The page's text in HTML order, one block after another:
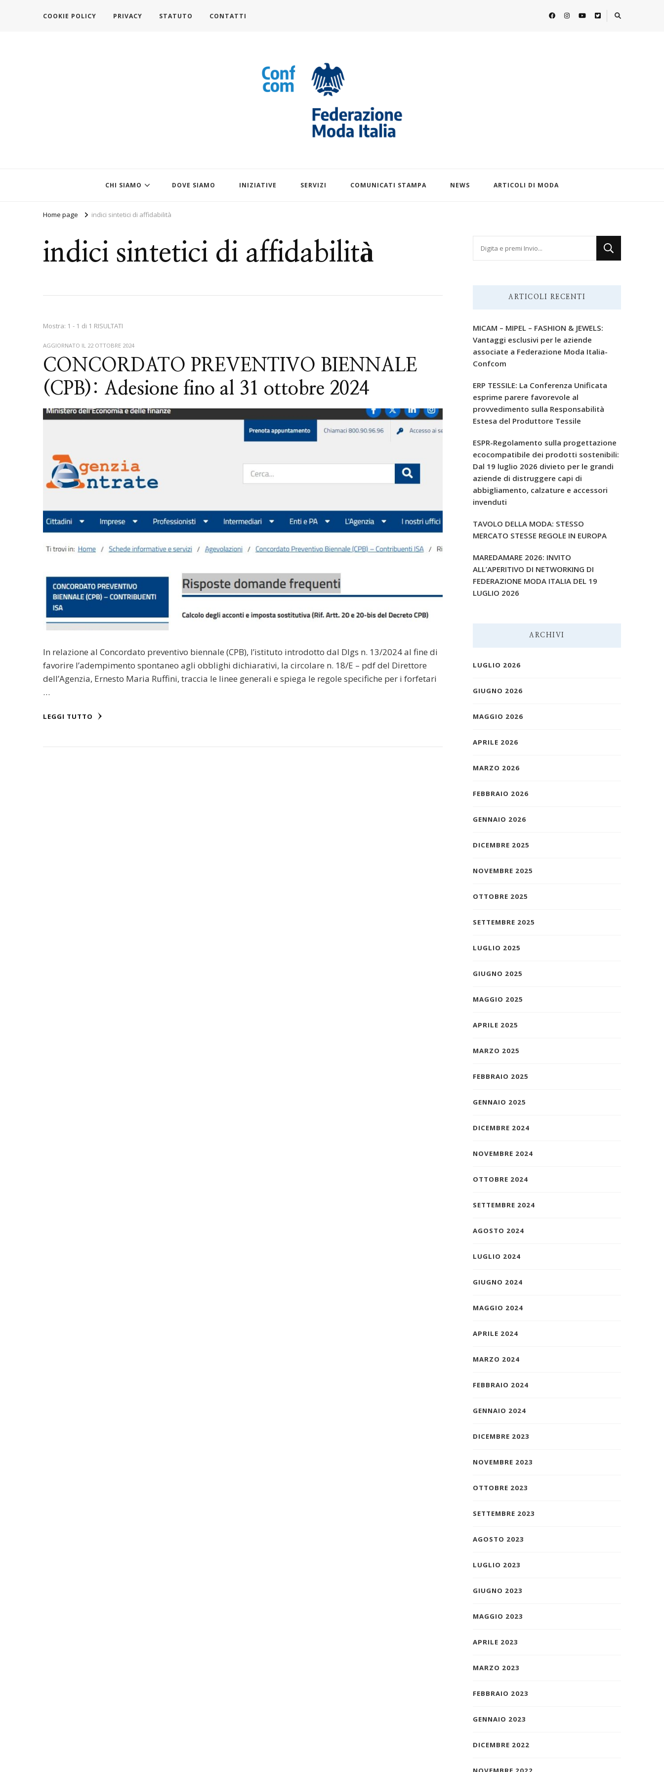
COOKIE POLICY PRIVACY STATUTO CONTATTI
CHI SIAMO DOVE SIAMO INIZIATIVE SERVIZI COMUNICATI STAMPA NEWS ARTICOLI DI MODA
Home page indici sintetici di affidabilità
indici sintetici di affidabilità
Mostra: 1 - 1 di 1 RISULTATI
AGGIORNATO IL 22 OTTOBRE 2024
CONCORDATO PREVENTIVO BIENNALE
(CPB): Adesione fino al 31 ottobre 2024
In relazione al Concordato preventivo biennale (CPB), l’istituto introdotto dal Dlgs n. 13/2024 al fine di
favorire l’adempimento spontaneo agli obblighi dichiarativi, la circolare n. 18/E – pdf del Direttore
dell’Agenzia, Ernesto Maria Ruffini, traccia le linee generali e spiega le regole specifiche per i forfetari
…
LEGGI TUTTO
ARTICOLI RECENTI
MICAM – MIPEL – FASHION & JEWELS:
Vantaggi esclusivi per le aziende
associate a Federazione Moda Italia-
Confcom
ERP TESSILE: La Conferenza Unificata
esprime parere favorevole al
provvedimento sulla Responsabilità
Estesa del Produttore Tessile
ESPR-Regolamento sulla progettazione
ecocompatibile dei prodotti sostenibili:
Dal 19 luglio 2026 divieto per le grandi
aziende di distruggere capi di
abbigliamento, calzature e accessori
invenduti
TAVOLO DELLA MODA: STESSO
MERCATO STESSE REGOLE IN EUROPA
MAREDAMARE 2026: INVITO
ALL’APERITIVO DI NETWORKING DI
FEDERAZIONE MODA ITALIA DEL 19
LUGLIO 2026
ARCHIVI
LUGLIO 2026
GIUGNO 2026
MAGGIO 2026
APRILE 2026
MARZO 2026
FEBBRAIO 2026
GENNAIO 2026
DICEMBRE 2025
NOVEMBRE 2025
OTTOBRE 2025
SETTEMBRE 2025
LUGLIO 2025
GIUGNO 2025
MAGGIO 2025
APRILE 2025
MARZO 2025
FEBBRAIO 2025
GENNAIO 2025
DICEMBRE 2024
NOVEMBRE 2024
OTTOBRE 2024
SETTEMBRE 2024
AGOSTO 2024
LUGLIO 2024
GIUGNO 2024
MAGGIO 2024
APRILE 2024
MARZO 2024
FEBBRAIO 2024
GENNAIO 2024
DICEMBRE 2023
NOVEMBRE 2023
OTTOBRE 2023
SETTEMBRE 2023
AGOSTO 2023
LUGLIO 2023
GIUGNO 2023
MAGGIO 2023
APRILE 2023
MARZO 2023
FEBBRAIO 2023
GENNAIO 2023
DICEMBRE 2022